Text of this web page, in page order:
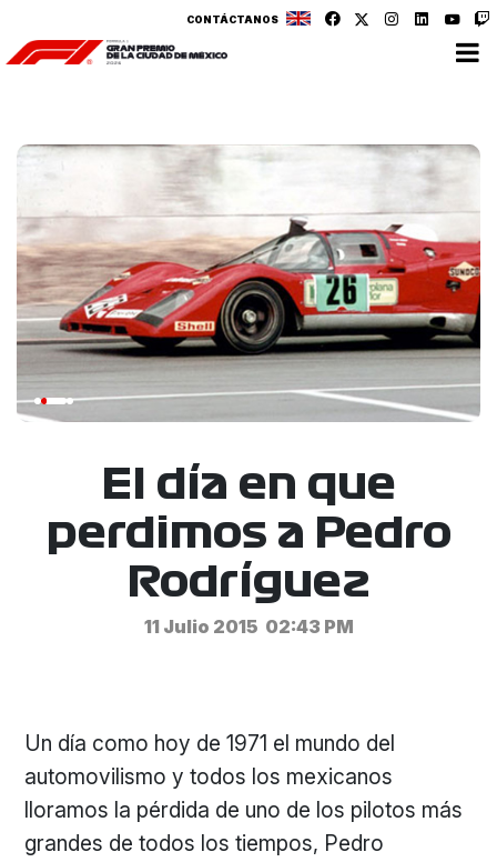
CONTÁCTANOS
El día en que
perdimos a Pedro
Rodríguez
11 Julio 2015 02:43 PM
Un día como hoy de 1971 el mundo del
automovilismo y todos los mexicanos
lloramos la pérdida de uno de los pilotos más
grandes de todos los tiempos, Pedro